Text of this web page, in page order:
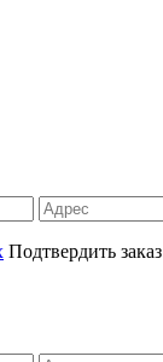
Подтвердить заказ